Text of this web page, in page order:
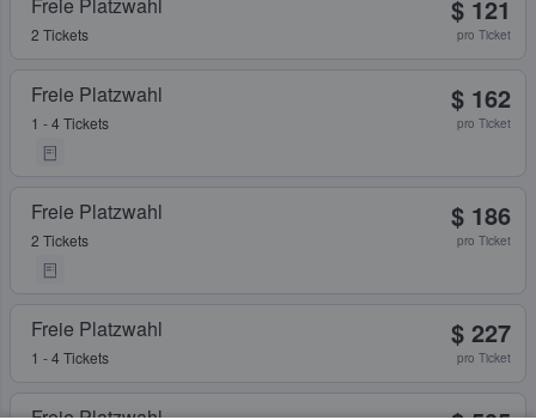
Freie Platzwahl
2 Tickets
$ 121
pro Ticket
Freie Platzwahl
1 - 4 Tickets
$ 162
pro Ticket
Freie Platzwahl
2 Tickets
$ 186
pro Ticket
Freie Platzwahl
1 - 4 Tickets
$ 227
pro Ticket